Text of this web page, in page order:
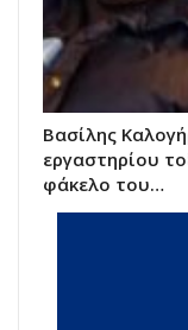
Βασίλης
εργαστηρίου
φάκελο του…